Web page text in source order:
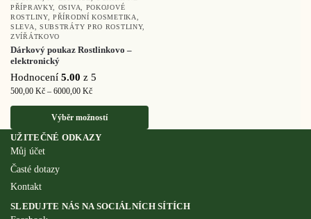
PŘÍPRAVKY, OSIVA
POKOJOVÉ
ROSTLINY,PŘÍRODNÍ KOSMETIKA
SLEVA
SUBSTRÁTY PRO ROSTLINY,
ZVÍŘÁTKOVO
Dárkový poukaz Rostlinkovo –
elektronický
Hodnocení 5.00 z 5
500,00 Kč – 6000,00 Kč
Výběr možností
UŽITEČNÉ ODKAZY
Můj účet
Časté dotazy
Kontakt
SLEDUJTE NÁS NA SOCIÁLNÍCH SÍTÍCH